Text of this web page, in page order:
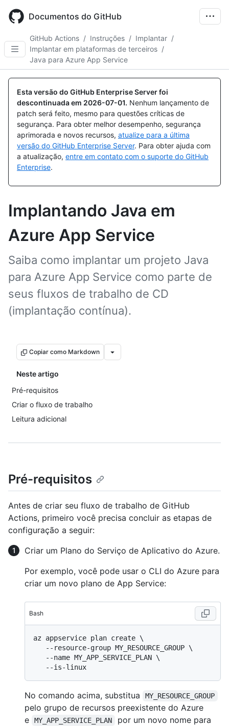
main
Documentos do GitHub
GitHub Actions / Instruções / Implantar /
Implantar em plataformas de terceiros /
Java para Azure App Service
Esta versão do GitHub Enterprise Server foi
descontinuada em 2026-07-01. Nenhum lançamento de
patch será feito, mesmo para questões críticas de
segurança. Para obter melhor desempenho, segurança
aprimorada e novos recursos, atualize para a última
versão do GitHub Enterprise Server. Para obter ajuda com
a atualização, entre em contato com o suporte do GitHub
Enterprise.
Implantando Java em
Azure App Service
Saiba como implantar um projeto Java
para Azure App Service como parte de
seus fluxos de trabalho de CD
(implantação contínua).
Copiar como Markdown
Neste artigo
Pré-requisitos
Criar o fluxo de trabalho
Leitura adicional
Pré-requisitos
Antes de criar seu fluxo de trabalho de GitHub
Actions, primeiro você precisa concluir as etapas de
configuração a seguir:
Criar um Plano do Serviço de Aplicativo do Azure.
Por exemplo, você pode usar o CLI do Azure para
criar um novo plano de App Service:
Bash
az appservice plan create \
No comando acima, substitua MY_RESOURCE_GROUP
pelo grupo de recursos preexistente do Azure
e
MY_APP_SERVICE_PLAN
por um novo nome para